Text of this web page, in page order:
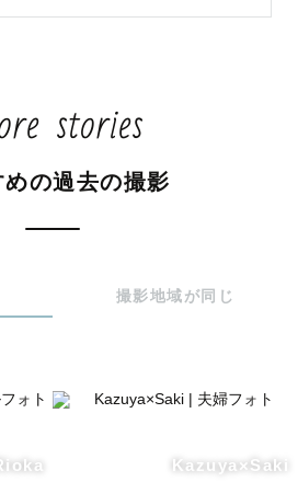
stories
めの過去の撮影
撮影地域が同じ
Kazuya×Saki